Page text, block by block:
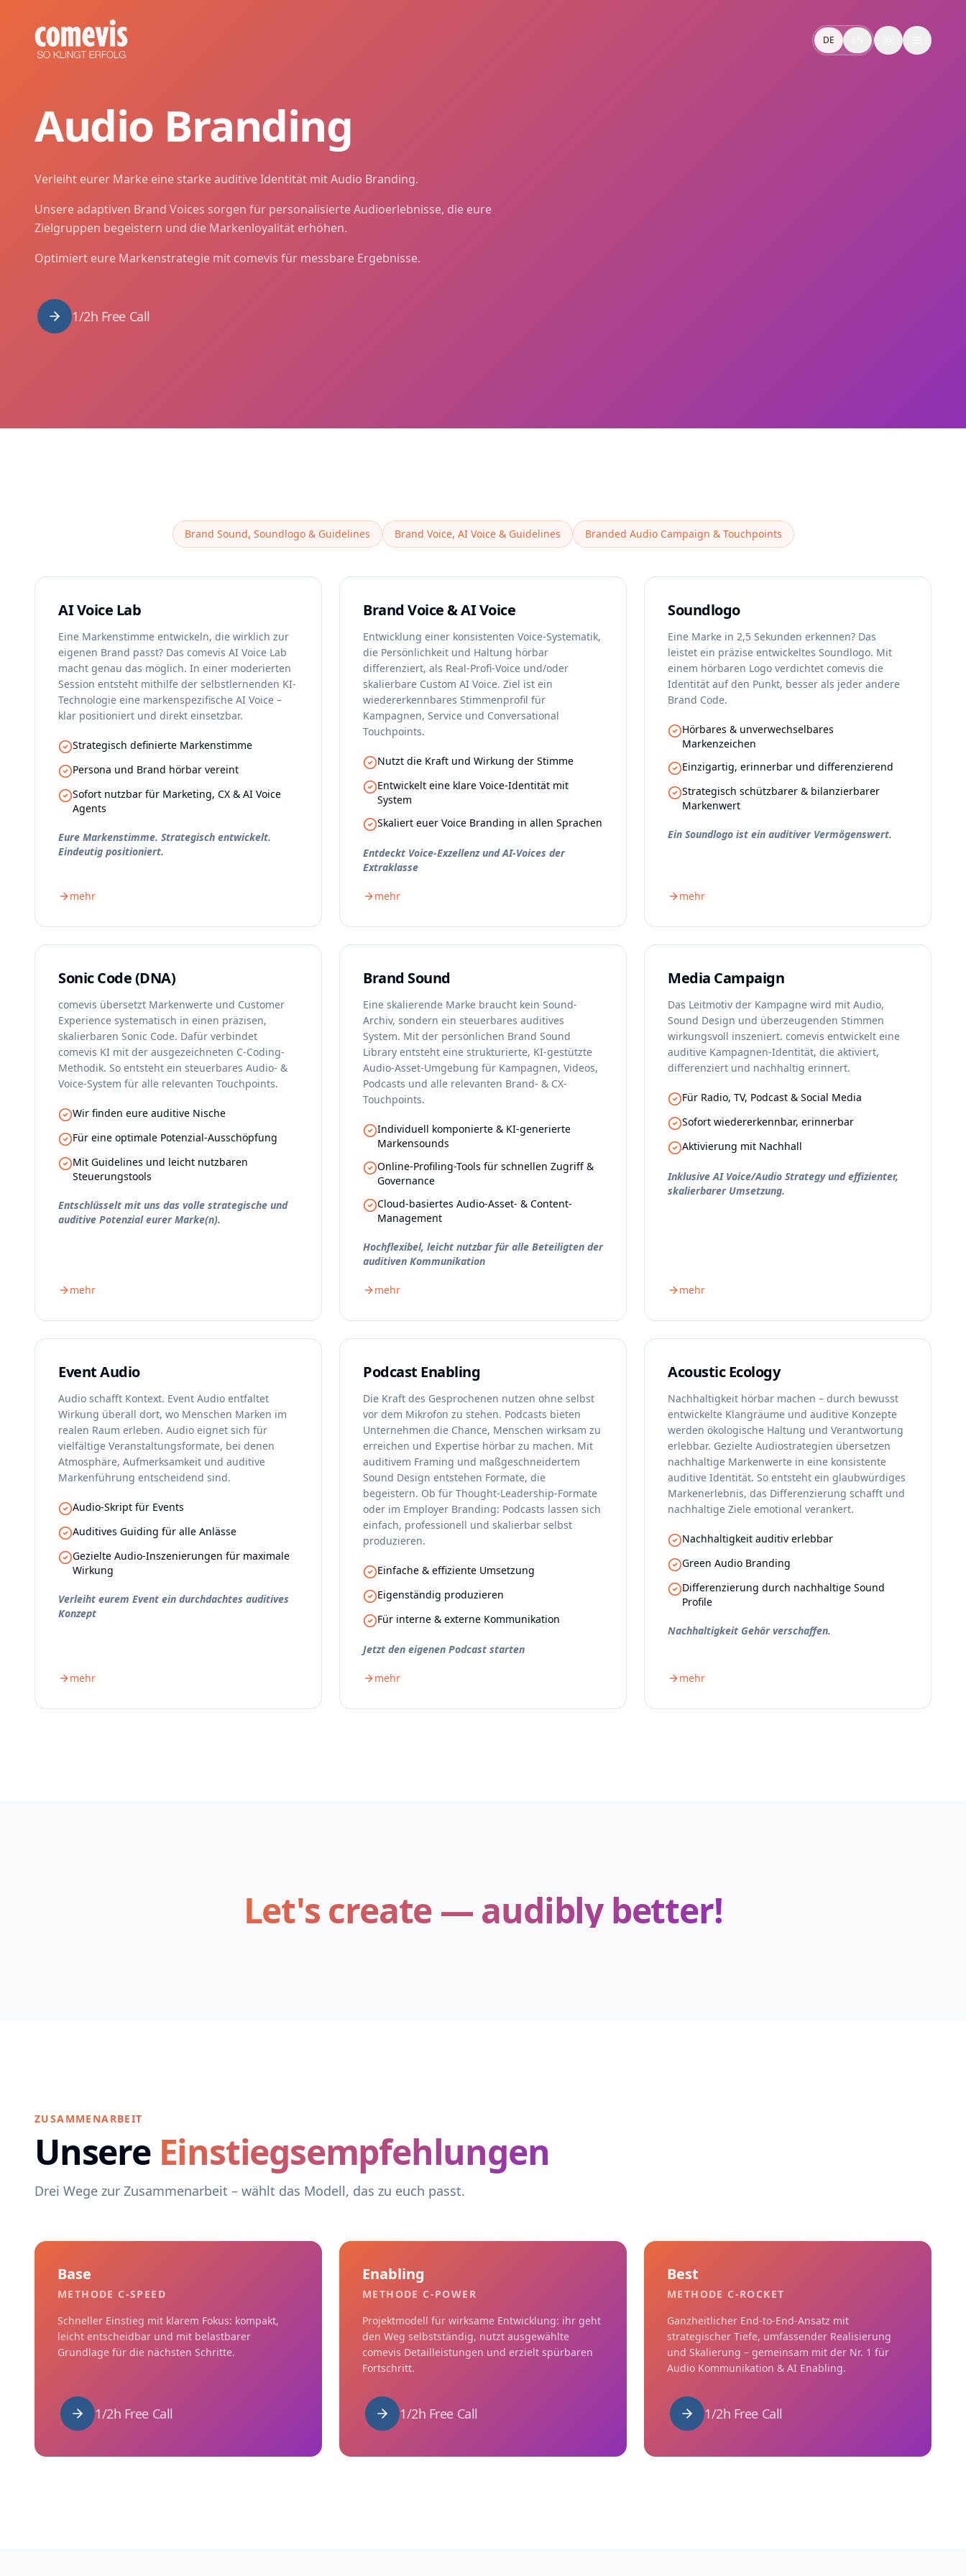
Audio Branding entwickelt die hörbare Identität eurer Marke – mit Brand Sound, Brand Voice und Audio Guidelines für konsistente Wirkung an allen Touchpoints.
Audio Branding for Strong Brand Recognition
Audio branding by comevis: brand sound, brand voice, and audio guidelines for consistent brand impact across campaigns and touchpoints.
DE Toggle theme
Audio Branding
Verleiht eurer Marke eine starke auditive Identität mit Audio Branding.
Unsere adaptiven Brand Voices sorgen für personalisierte Audioerlebnisse, die eure
Zielgruppen begeistern und die Markenloyalität erhöhen.
Optimiert eure Markenstrategie mit comevis für messbare Ergebnisse.
1/2h Free Call
Brand Sound, Soundlogo & Guidelines Brand Voice, AI Voice & Guidelines Branded Audio Campaign & Touchpoints
AI Voice Lab
Eine Markenstimme entwickeln, die wirklich zur
eigenen Brand passt? Das comevis AI Voice Lab
macht genau das möglich. In einer moderierten
Session entsteht mithilfe der selbstlernenden KI-
Technologie eine markenspezifische AI Voice –
klar positioniert und direkt einsetzbar.
Strategisch definierte Markenstimme
Persona und Brand hörbar vereint
Sofort nutzbar für Marketing, CX & AI Voice
Agents
Eure Markenstimme. Strategisch entwickelt.
Eindeutig positioniert.
mehr
Brand Voice & AI Voice
Entwicklung einer konsistenten Voice-Systematik,
die Persönlichkeit und Haltung hörbar
differenziert, als Real-Profi-Voice und/oder
skalierbare Custom AI Voice. Ziel ist ein
wiedererkennbares Stimmenprofil für
Kampagnen, Service und Conversational
Touchpoints.
Nutzt die Kraft und Wirkung der Stimme
Entwickelt eine klare Voice-Identität mit
System
Skaliert euer Voice Branding in allen Sprachen
Entdeckt Voice-Exzellenz und AI-Voices der
Extraklasse
mehr
Soundlogo
Eine Marke in 2,5 Sekunden erkennen? Das
leistet ein präzise entwickeltes Soundlogo. Mit
einem hörbaren Logo verdichtet comevis die
Identität auf den Punkt, besser als jeder andere
Brand Code.
Hörbares & unverwechselbares
Markenzeichen
Einzigartig, erinnerbar und differenzierend
Strategisch schützbarer & bilanzierbarer
Markenwert
Ein Soundlogo ist ein auditiver Vermögenswert.
mehr
Sonic Code (DNA)
comevis übersetzt Markenwerte und Customer
Experience systematisch in einen präzisen,
skalierbaren Sonic Code. Dafür verbindet
comevis KI mit der ausgezeichneten C-Coding-
Methodik. So entsteht ein steuerbares Audio- &
Voice-System für alle relevanten Touchpoints.
Wir finden eure auditive Nische
Für eine optimale Potenzial-Ausschöpfung
Mit Guidelines und leicht nutzbaren
Steuerungstools
Entschlüsselt mit uns das volle strategische und
auditive Potenzial eurer Marke(n).
mehr
Brand Sound
Eine skalierende Marke braucht kein Sound-
Archiv, sondern ein steuerbares auditives
System. Mit der persönlichen Brand Sound
Library entsteht eine strukturierte, KI-gestützte
Audio-Asset-Umgebung für Kampagnen, Videos,
Podcasts und alle relevanten Brand- & CX-
Touchpoints.
Individuell komponierte & KI-generierte
Markensounds
Online-Profiling-Tools für schnellen Zugriff &
Governance
Cloud-basiertes Audio-Asset- & Content-
Management
Hochflexibel, leicht nutzbar für alle Beteiligten der
auditiven Kommunikation
mehr
Media Campaign
Das Leitmotiv der Kampagne wird mit Audio,
Sound Design und überzeugenden Stimmen
wirkungsvoll inszeniert. comevis entwickelt eine
auditive Kampagnen-Identität, die aktiviert,
differenziert und nachhaltig erinnert.
Für Radio, TV, Podcast & Social Media
Sofort wiedererkennbar, erinnerbar
Aktivierung mit Nachhall
Inklusive AI Voice/Audio Strategy und effizienter,
skalierbarer Umsetzung.
mehr
Event Audio
Audio schafft Kontext. Event Audio entfaltet
Wirkung überall dort, wo Menschen Marken im
realen Raum erleben. Audio eignet sich für
vielfältige Veranstaltungsformate, bei denen
Atmosphäre, Aufmerksamkeit und auditive
Markenführung entscheidend sind.
Audio-Skript für Events
Auditives Guiding für alle Anlässe
Gezielte Audio-Inszenierungen für maximale
Wirkung
Verleiht eurem Event ein durchdachtes auditives
Konzept
mehr
Podcast Enabling
Die Kraft des Gesprochenen nutzen ohne selbst
vor dem Mikrofon zu stehen. Podcasts bieten
Unternehmen die Chance, Menschen wirksam zu
erreichen und Expertise hörbar zu machen. Mit
auditivem Framing und maßgeschneidertem
Sound Design entstehen Formate, die
begeistern. Ob für Thought-Leadership-Formate
oder im Employer Branding: Podcasts lassen sich
einfach, professionell und skalierbar selbst
produzieren.
Einfache & effiziente Umsetzung
Eigenständig produzieren
Für interne & externe Kommunikation
Jetzt den eigenen Podcast starten
mehr
Acoustic Ecology
Nachhaltigkeit hörbar machen – durch bewusst
entwickelte Klangräume und auditive Konzepte
werden ökologische Haltung und Verantwortung
erlebbar. Gezielte Audiostrategien übersetzen
nachhaltige Markenwerte in eine konsistente
auditive Identität. So entsteht ein glaubwürdiges
Markenerlebnis, das Differenzierung schafft und
nachhaltige Ziele emotional verankert.
Nachhaltigkeit auditiv erlebbar
Green Audio Branding
Differenzierung durch nachhaltige Sound
Profile
Nachhaltigkeit Gehör verschaffen.
mehr
Let's create — audibly better!
ZUSAMMENARBEIT
Unsere Einstiegsempfehlungen
Drei Wege zur Zusammenarbeit – wählt das Modell, das zu euch passt.
Base
METHODE C-SPEED
Schneller Einstieg mit klarem Fokus: kompakt,
leicht entscheidbar und mit belastbarer
Grundlage für die nächsten Schritte.
1/2h Free Call
Enabling
METHODE C-POWER
Projektmodell für wirksame Entwicklung: ihr geht
den Weg selbstständig, nutzt ausgewählte
comevis Detailleistungen und erzielt spürbaren
Fortschritt.
1/2h Free Call
Best
METHODE C-ROCKET
Ganzheitlicher End-to-End-Ansatz mit
strategischer Tiefe, umfassender Realisierung
und Skalierung – gemeinsam mit der Nr. 1 für
Audio Kommunikation & AI Enabling.
1/2h Free Call